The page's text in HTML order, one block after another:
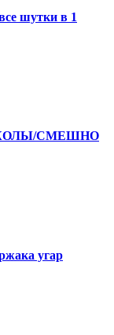
шутки в 1
СМЕШНО
угар